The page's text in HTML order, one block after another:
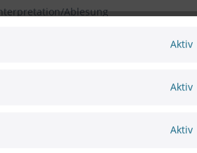
Ablesung
bzw. je näher sich das Gerät an einer
zur Hand
Aktiv
Aktiv
Aktiv